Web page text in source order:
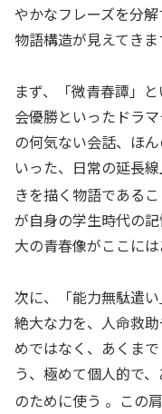
やかなフレーズを分
物語構造が見えてきま
まず、「微青春譚」
会優勝といったドラ
の何気ない会話、ほ
いった、日常の延長
きを描く物語である
が自身の学生時代の
大の青春像がここには
次に、「能力無駄遣
絶大な力を、人命救
めではなく、あくま
う、極めて個人的で
のために使う 。この